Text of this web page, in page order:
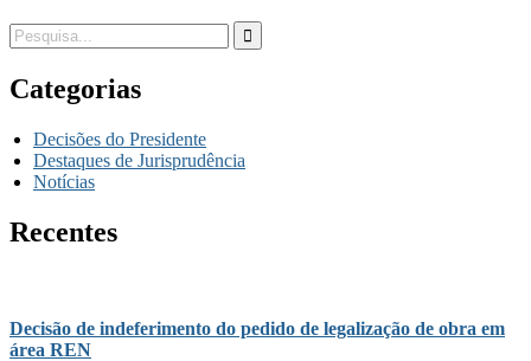
Categorias
Decisões do Presidente
Destaques de Jurisprudência
Notícias
Recentes
Decisão de indeferimento do pedido de legalização de obra em
área REN